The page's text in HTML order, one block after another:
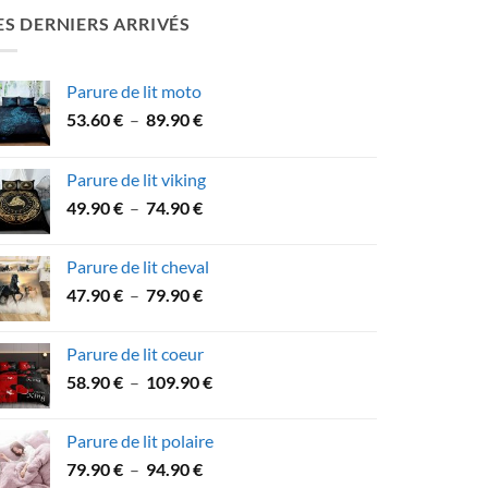
DERNIERS ARRIVÉS
Parure de lit moto
53.60€ – 89.90€Plage
53.60 €
à
Parure de lit viking
49.90€ – 74.90€Plage
49.90 €
à
Parure de lit cheval
47.90€ – 79.90€Plage
à
Parure de lit coeur
58.90€ – 109.90€Plage
58.90 €
Parure de lit polaire
79.90€ – 94.90€Plage